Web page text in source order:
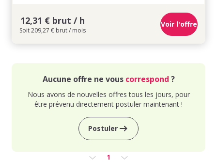
12,31 € brut / h
Soit 209,27 € brut / mois
Voir l'offre
Aucune offre ne vous correspond ?
Nous avons de nouvelles offres tous les jours, pour
être prévenu directement postuler maintenant !
Postuler
1